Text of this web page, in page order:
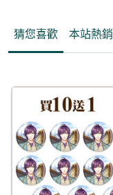
猜您喜歡 本站熱銷